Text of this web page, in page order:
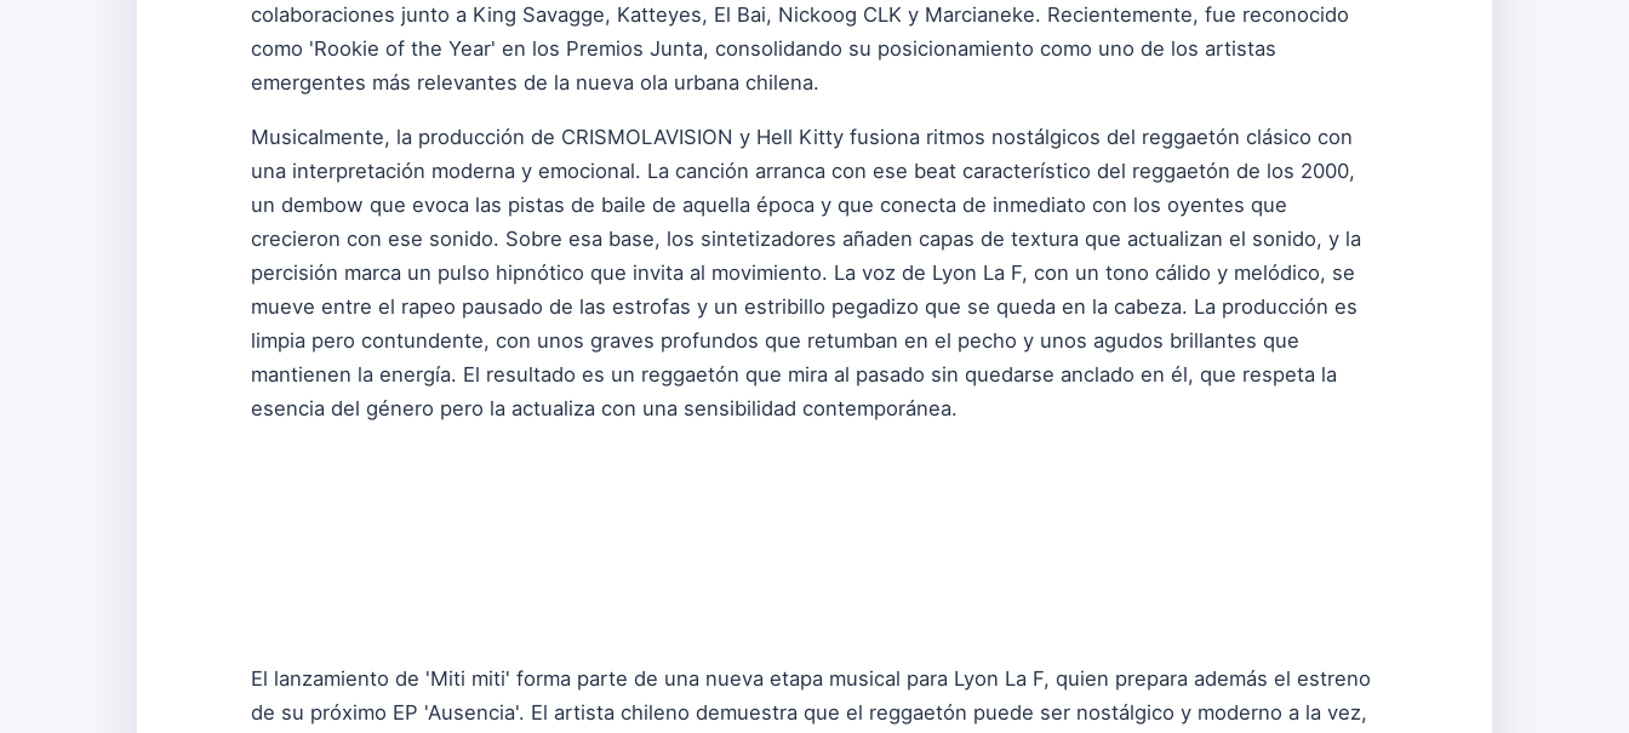
colaboraciones junto a King Savagge, Katteyes, El Bai, Nickoog CLK y Marcianeke. Recientemente, fue reconocido
como 'Rookie of the Year' en los Premios Junta, consolidando su posicionamiento como uno de los artistas
emergentes más relevantes de la nueva ola urbana chilena.
Musicalmente, la producción de CRISMOLAVISION y Hell Kitty fusiona ritmos nostálgicos del reggaetón clásico con
una interpretación moderna y emocional. La canción arranca con ese beat característico del reggaetón de los 2000,
un dembow que evoca las pistas de baile de aquella época y que conecta de inmediato con los oyentes que
crecieron con ese sonido. Sobre esa base, los sintetizadores añaden capas de textura que actualizan el sonido, y la
percisión marca un pulso hipnótico que invita al movimiento. La voz de Lyon La F, con un tono cálido y melódico, se
mueve entre el rapeo pausado de las estrofas y un estribillo pegadizo que se queda en la cabeza. La producción es
limpia pero contundente, con unos graves profundos que retumban en el pecho y unos agudos brillantes que
mantienen la energía. El resultado es un reggaetón que mira al pasado sin quedarse anclado en él, que respeta la
esencia del género pero la actualiza con una sensibilidad contemporánea.
El lanzamiento de 'Miti miti' forma parte de una nueva etapa musical para Lyon La F, quien prepara además el estreno
de su próximo EP 'Ausencia'. El artista chileno demuestra que el reggaetón puede ser nostálgico y moderno a la vez,